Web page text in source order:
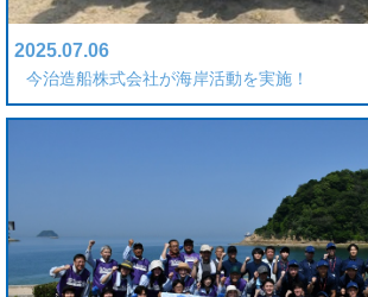
2025.07.06
今治造船株式会社が海岸活動を実施！